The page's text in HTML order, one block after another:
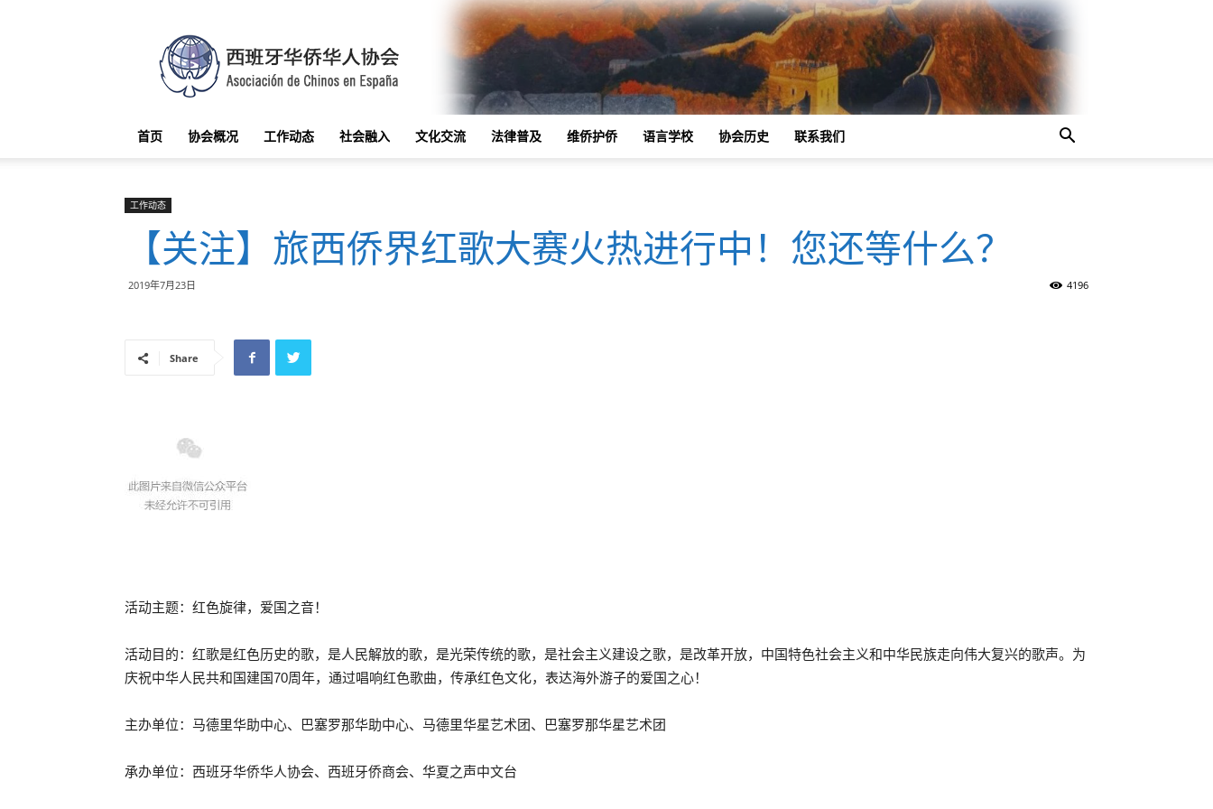
班
华
华
人
首页 协会概况 工作动态 社会融入 文化交流 法律普及 维侨护侨 语言学校 协会历史 联系我们
工作动态
【关注】旅西侨界红歌大赛火热进行中！您还等什么？
2019年7月23日 4196
Share
活动主题：红色旋律，爱国之音！
活动目的：红歌是红色历史的歌，是人民解放的歌，是光荣传统的歌，是社会主义建设之歌，是改革开放，中国特色社会主义和中华民族走向伟大复兴的歌声。为
庆祝中华人民共和国建国70周年，通过唱响红色歌曲，传承红色文化，表达海外游子的爱国之心！
主办单位：马德里华助中心、巴塞罗那华助中心、马德里华星艺术团、巴塞罗那华星艺术团
承办单位：西班牙华侨华人协会、西班牙侨商会、华夏之声中文台